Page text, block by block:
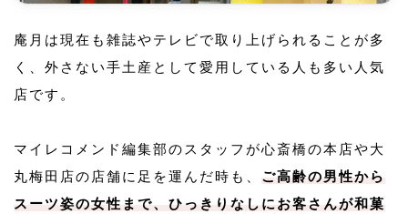
庵月は現在も雑誌やテレビで取り上げられることが多
く、外さない手土産として愛用している人も多い人気
店です。
マイレコメンド編集部のスタッフが心斎橋の本店や大
丸梅田店の店舗に足を運んだ時も、 ご高齢の男性から
スーツ姿の女性まで、ひっきりなしにお客さんが和菓